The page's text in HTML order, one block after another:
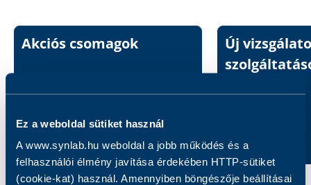
Ez a weboldal sütiket használ
A www.synlab.hu weboldal a jobb működés és a
felhasználói élmény javítása érdekében HTTP-sütiket
(cookie-kat) használ. Amennyiben böngészője beállításai
Akciós csomagok
Új